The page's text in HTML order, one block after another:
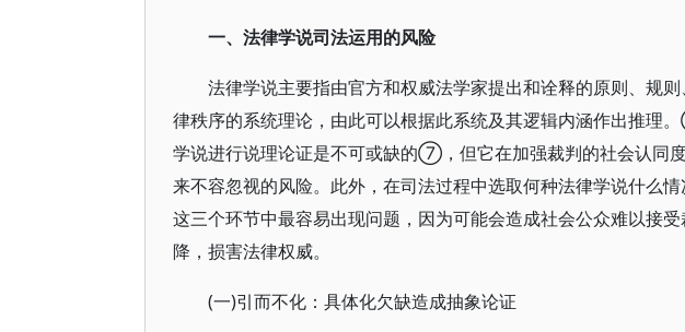
一、法律学说司法运用的风险
法律学说主要指由官方和权威法学家提出和诠释的原则、规
律秩序的系统理论，由此可以根据此系统及其逻辑内涵作出推理
学说进行说理论证是不可或缺的⑦，但它在加强裁判的社会认同
来不容忽视的风险。此外，在司法过程中选取何种法律学说什么
这三个环节中最容易出现问题，因为可能会造成社会公众难以接
降，损害法律权威。
(一)引而不化：具体化欠缺造成抽象论证